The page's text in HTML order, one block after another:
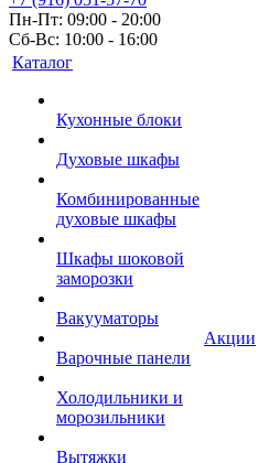
Пн-Пт: 09:00 - 20:00
Сб-Вс: 10:00 - 16:00
Каталог
Кухонные блоки
Духовые шкафы
Комбинированные
духовые шкафы
Шкафы шоковой
заморозки
Вакууматоры
Варочные панели
Холодильники и
морозильники
Вытяжки
Акции